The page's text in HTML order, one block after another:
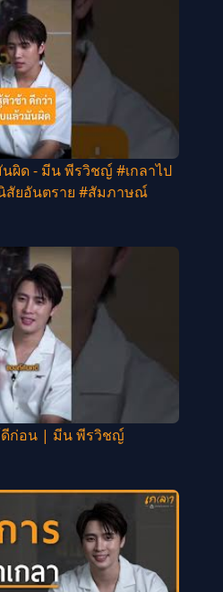
ผิด - มีน พีรวิชญ์ #เกลาไป
สัยอันตราย #สัมภาษณ์
ดีก่อน | มีน พีรวิชญ์